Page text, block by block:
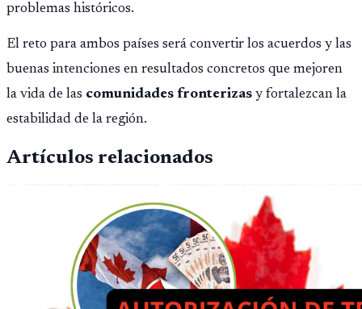
problemas históricos.
El reto para ambos países será convertir los acuerdos y las
buenas intenciones en resultados concretos que mejoren
la vida de las comunidades fronterizas y fortalezcan la
estabilidad de la región.
Artículos relacionados